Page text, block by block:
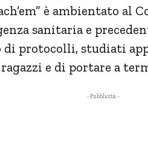
è ambientato al
sanitaria e
di protocolli, studiati
e di portare a
- Pubblicità -